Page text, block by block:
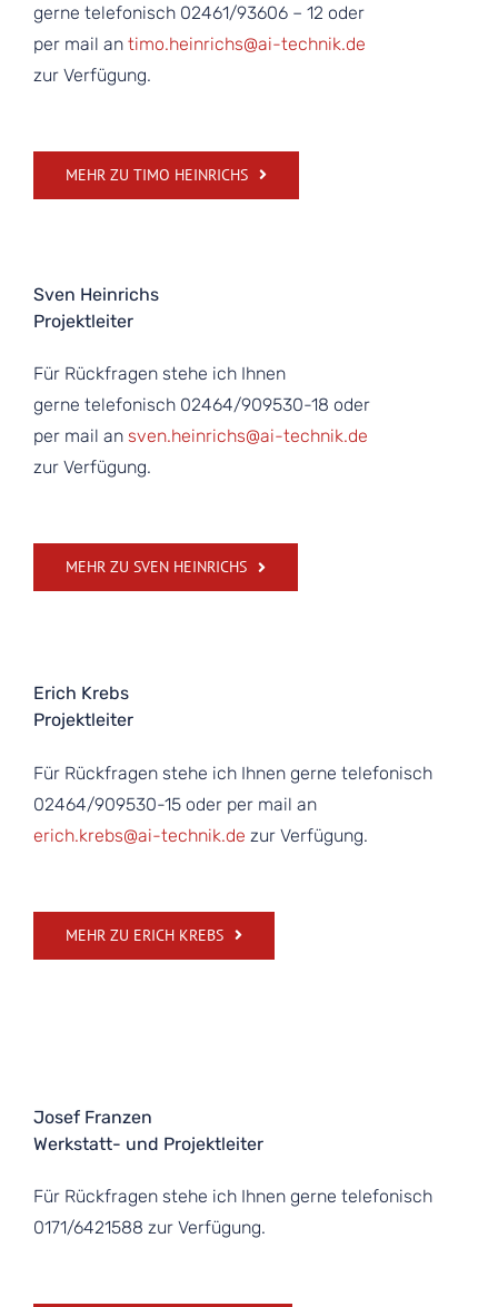
gerne telefonisch 02461/93606 – 12 oder
per mail an timo.heinrichs@ai-technik.de
zur Verfügung.
MEHR ZU TIMO HEINRICHS
Sven Heinrichs
Projektleiter
Für Rückfragen stehe ich Ihnen
gerne telefonisch 02464/909530-18 oder
per mail an sven.heinrichs@ai-technik.de
zur Verfügung.
MEHR ZU SVEN HEINRICHS
Erich Krebs
Projektleiter
Für Rückfragen stehe ich Ihnen gerne telefonisch
02464/909530-15 oder per mail an
erich.krebs@ai-technik.de zur Verfügung.
MEHR ZU ERICH KREBS
Josef Franzen
Werkstatt- und Projektleiter
Für Rückfragen stehe ich Ihnen gerne telefonisch
0171/6421588 zur Verfügung.